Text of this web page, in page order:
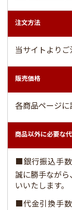
注文方法
当サイトより
販売価格
各商品ページに
商品以外に必要な
■銀行振込手
誠に勝手なが
いいたします。
■代金引換手